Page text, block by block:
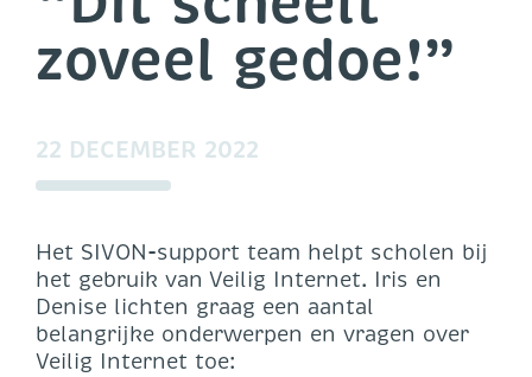
zoveel gedoe!”
22 DECEMBER 2022
Het SIVON-support team helpt scholen bij
het gebruik van Veilig Internet. Iris en
Denise lichten graag een aantal
belangrijke onderwerpen en vragen over
Veilig Internet toe: